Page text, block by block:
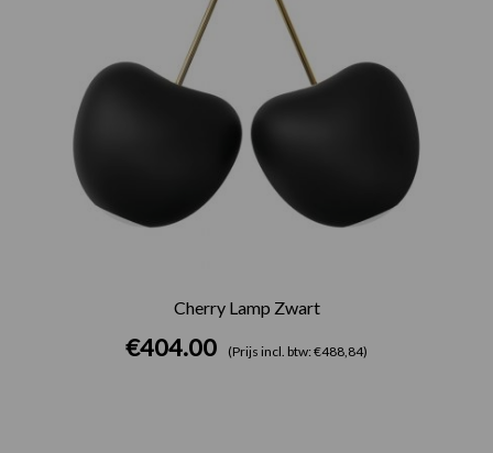
Cherry Lamp Zwart
€404.00 (Prijs incl. btw: €488,84)